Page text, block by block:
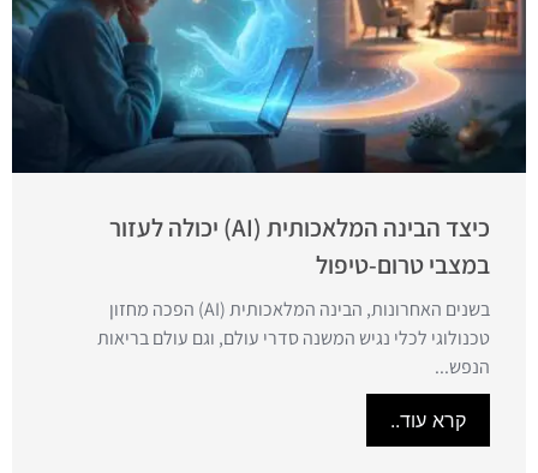
כיצד הבינה המלאכותית (AI) יכולה לעזור
במצבי טרום-טיפול
בשנים האחרונות, הבינה המלאכותית (AI) הפכה מחזון
טכנולוגי לכלי נגיש המשנה סדרי עולם, וגם עולם בריאות
הנפש...
קרא עוד..